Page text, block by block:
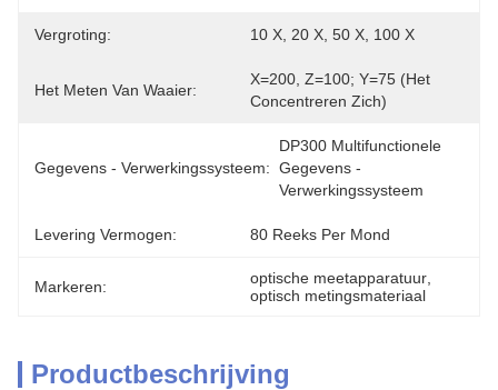
Vergroting: 10 X, 20 X, 50 X, 100 X
Het Meten Van Waaier:
X=200, Z=100; Y=75 (het
Concentreren Zich)
Gegevens - Verwerkingssysteem:
DP300 Multifunctionele
Gegevens -
Verwerkingssysteem
Levering Vermogen: 80 Reeks Per Mond
Markeren: optische meetapparatuur
optisch metingsmateriaal
Productbeschrijving